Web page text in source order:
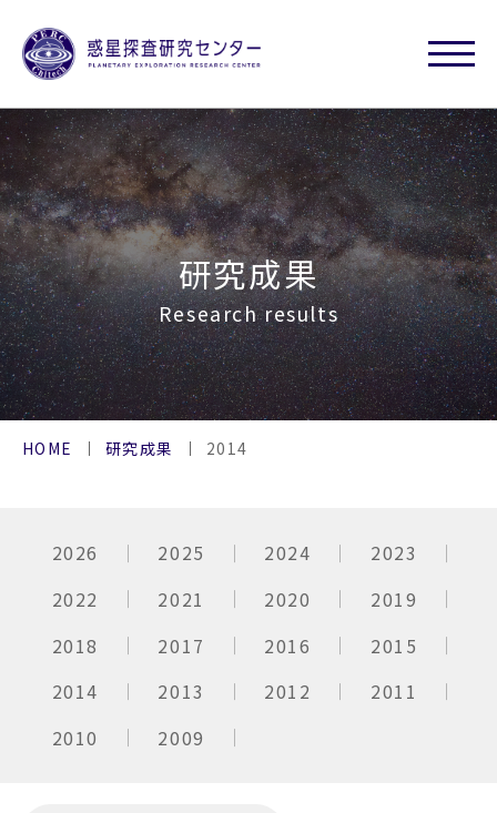
研究成果
Research results
HOME 研究成果 2014
2026 2025 2024
2023
2022
2021 2020
2019
2018
2017 2016
2015
2014
2013 2012
2011
2010
2009